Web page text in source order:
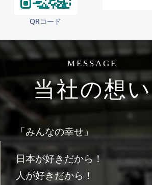
QRコード
MESSAGE
当社の想い
「みんなの幸せ」
日本が好きだから！
人が好きだから！